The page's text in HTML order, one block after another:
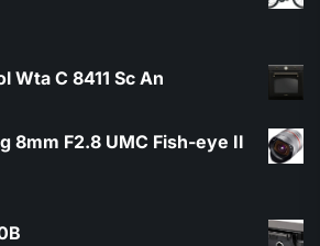
Wta C 8411 Sc An
8mm F2.8 UMC Fish-eye II